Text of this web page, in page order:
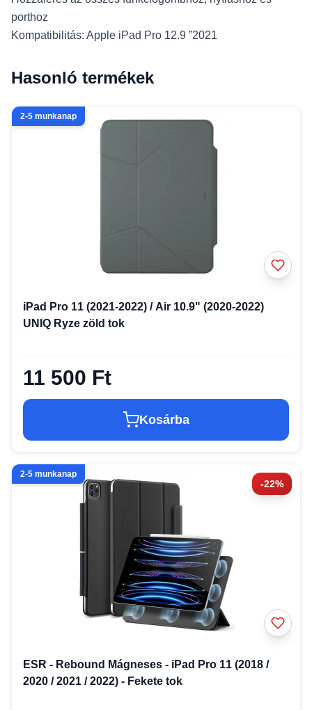
porthoz
Kompatibilitás: Apple iPad Pro 12.9 ”2021
Hasonló termékek
2-5 munkanap
iPad Pro 11 (2021-2022) / Air 10.9" (2020-2022)
UNIQ Ryze zöld tok
11 500 Ft
Kosárba
-22%
2-5 munkanap
ESR - Rebound Mágneses - iPad Pro 11 (2018 /
2020 / 2021 / 2022) - Fekete tok